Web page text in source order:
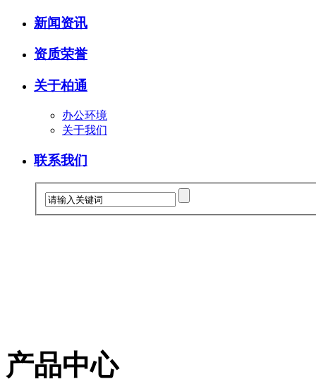
新闻资讯
资质荣誉
关于柏通
办公环境
关于我们
联系我们
产品中心